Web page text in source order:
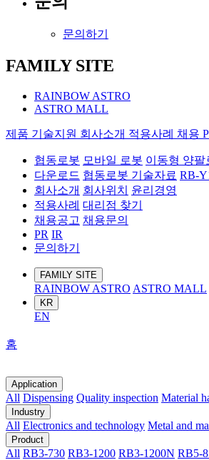
문의하기
FAMILY SITE
RAINBOW ASTRO
ASTRO MALL
제품 기술지원 회사소개 적용사례 채용
협동로봇 모바일 로봇 이동형 양팔
다운로드 협동로봇 기술자료 RB-
회사소개 회사위치
윤리경영
적용사례 대리점 찾기
채용공고 채용문의
PR IR
문의하기
FAMILY SITE
RAINBOW ASTRO ASTRO MALL
KR
EN
홈
Application
All Dispensing Quality inspection Material
Industry
All Electronics and technology Metal and
Product
All RB3-730 RB3-1200 RB3-1200N RB5-